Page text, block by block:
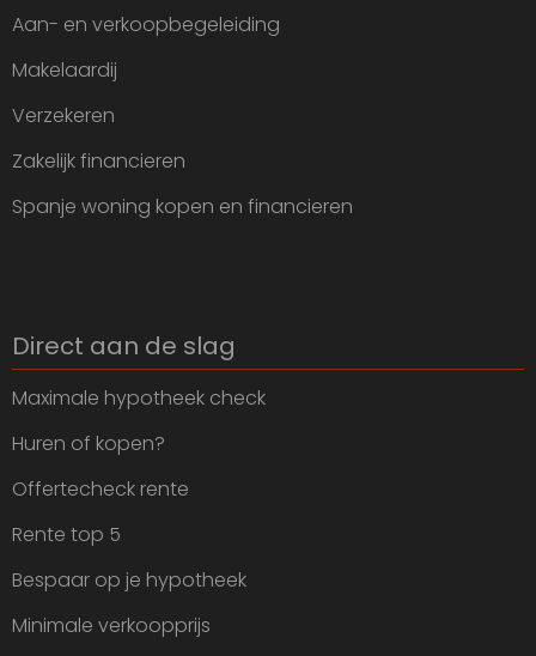
Aan- en verkoopbegeleiding
Makelaardij
Verzekeren
Zakelijk financieren
Spanje woning kopen en financieren
Direct aan de slag
Maximale hypotheek check
Huren of kopen?
Offertecheck rente
Rente top 5
Bespaar op je hypotheek
Minimale verkoopprijs